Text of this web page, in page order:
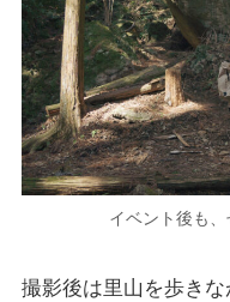
イベント後も
撮影後は里山を歩きな